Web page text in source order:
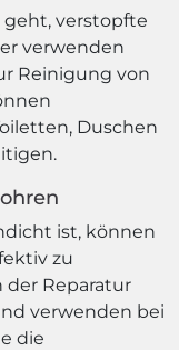
verstopfte
verwenden
Reinigung von
Duschen
ist, können
zu
der Reparatur
verwenden bei
die